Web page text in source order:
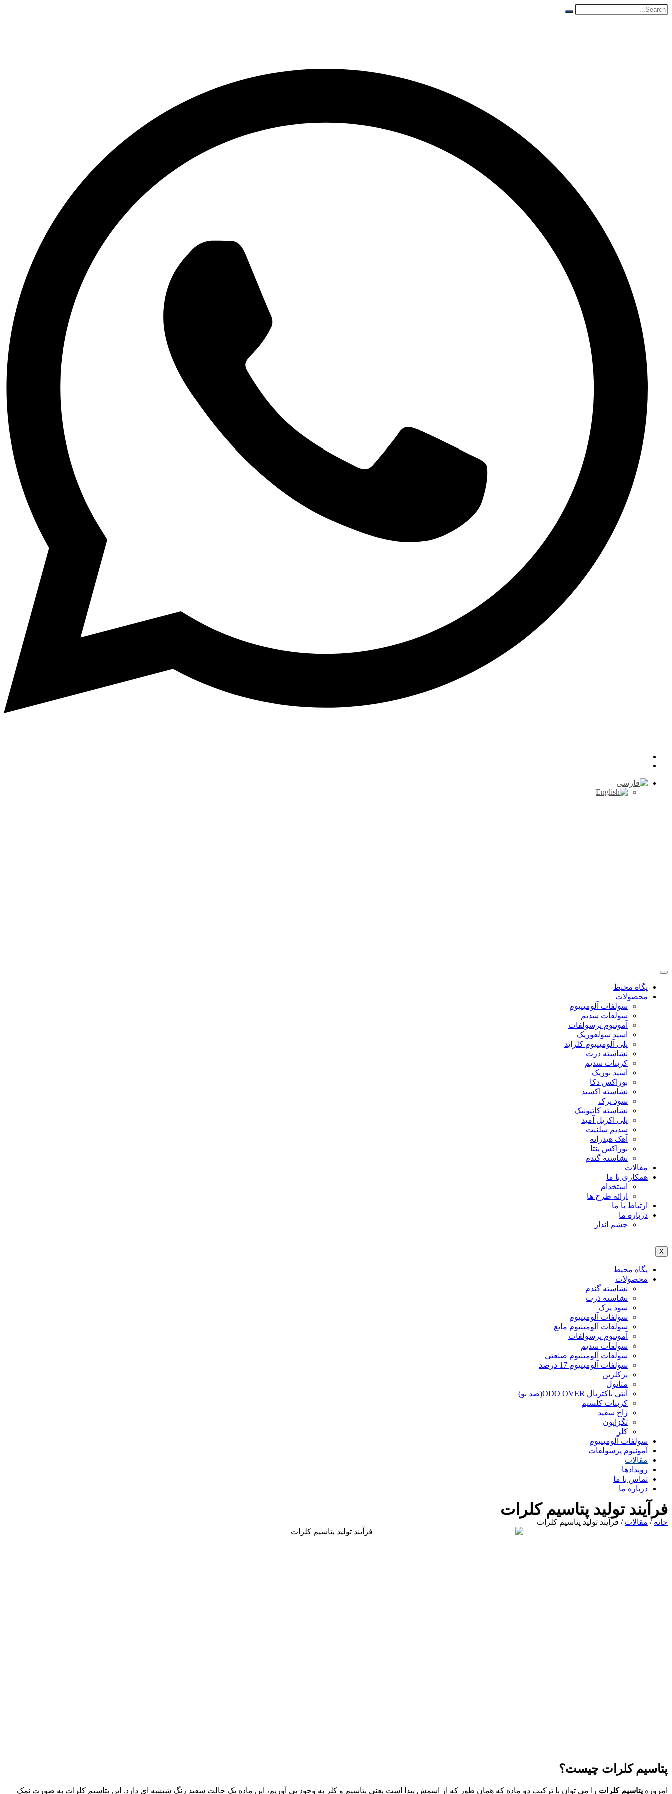
پگاه محیط
محصولات
سولفات آلومینیوم
سولفات سدیم
آمونیوم پرسولفات
اسید سولفوریک
پلی آلومینیوم کلراید
نشاسته ذرت
کربنات سدیم
اسید بوریک
بوراکس دکا
نشاسته اکسید
سود پرک
نشاسته کاتیونیک
پلی اکریل آمید
سدیم سلنیت
آهک هیدراته
بوراکس پنتا
نشاسته گندم
مقالات
همکاری با ما
استخدام
ارائه طرح ها
ارتباط با ما
درباره ما
چشم انداز
X
پگاه محیط
محصولات
نشاسته گندم
نشاسته ذرت
سود پرک
سولفات آلومینیوم
سولفات آلومینیوم مایع
آمونیوم پرسولفات
سولفات سدیم
سولفات آلومینیوم صنعتی
سولفات آلومینیوم 17 درصد
پرکلرین
متانول
آنتی باکتریال ODO OVER(ضد بو)
کربنات کلسیم
زاج سفید
تگزاپون
کلر
سولفات آلومینیوم
آمونیوم پرسولفات
مقالات
رویدادها
تماس با ما
درباره ما
فرآیند تولید پتاسیم کلرات
خانه / مقالات / فرآیند تولید پتاسیم کلرات
پتاسیم کلرات چیست؟
امروزه پتاسیم کلرات را می توان با ترکیب دو ماده که همان طور که از اسمش پیدا است یعنی پتاسیم و کلر به وجود بی آوریم، این ماده یک حالت سفید رنگ شیشه ای دارد. این پتاسیم کلرات به صورت نمک